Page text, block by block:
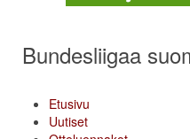
Bundesliigaa
Etusivu
Uutiset